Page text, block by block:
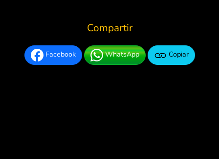
Compartir
Facebook WhatsApp Copiar